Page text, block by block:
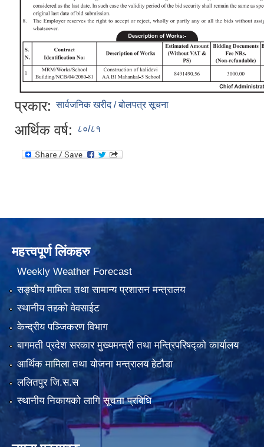
प्रकार: सार्वजनिक खरीद / बोलपत्र सूचना
आर्थिक वर्ष: ८०/८१
महत्त्वपूर्ण लिंकहरु
Weekly Weather Forecast
सङ्घीय मामिला तथा सामान्य प्रशासन मन्त्रालय
स्थानीय तहको वेवसाईट
केन्द्रीय पञ्जिकरण विभाग
बागमती प्रदेश सरकार मुख्यमन्त्री तथा मन्त्रिपरिषद्को कार्यालय
आर्थिक मामिला तथा योजना मन्त्रालय हेटौडा
ललितपुर जि.स.स
स्थानीय निकायको लागि सूचना प्रबिधि